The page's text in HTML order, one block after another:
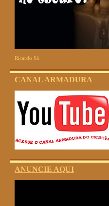
Ricardo Sá
CANAL ARMADURA
ANUNCIE AQUI